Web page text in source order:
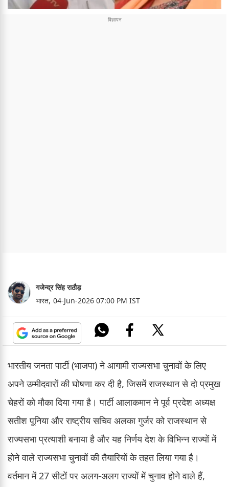
गजेन्द्र सिंह राठौड़
भारत, 04-Jun-2026 07:00 PM IST
भारतीय जनता पार्टी (भाजपा) ने आगामी राज्यसभा चुनावों के लिए
अपने उम्मीदवारों की घोषणा कर दी है, जिसमें राजस्थान से दो प्रमुख
चेहरों को मौका दिया गया है। पार्टी आलाकमान ने पूर्व प्रदेश अध्यक्ष
सतीश पूनिया और राष्ट्रीय सचिव अलका गुर्जर को राजस्थान से
राज्यसभा प्रत्याशी बनाया है और यह निर्णय देश के विभिन्न राज्यों में
होने वाले राज्यसभा चुनावों की तैयारियों के तहत लिया गया है।
वर्तमान में 27 सीटों पर अलग-अलग राज्यों में चुनाव होने वाले हैं,